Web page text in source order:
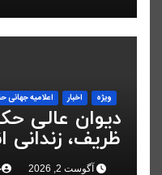
ویژه اخبار اعلاميه جهانی
دیوان عالی
ظریف، زندانی
کرد آگوست 2, 2026